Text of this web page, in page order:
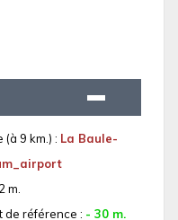
(à 9 km.) : La Baule-
m.
de référence : - 30 m.